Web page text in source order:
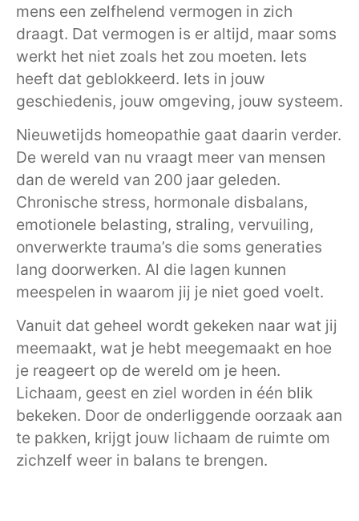
mens een zelfhelend vermogen in zich
draagt. Dat vermogen is er altijd, maar soms
werkt het niet zoals het zou moeten. Iets
heeft dat geblokkeerd. Iets in jouw
geschiedenis, jouw omgeving, jouw systeem.
Nieuwetijds homeopathie gaat daarin verder.
De wereld van nu vraagt meer van mensen
dan de wereld van 200 jaar geleden.
Chronische stress, hormonale disbalans,
emotionele belasting, straling, vervuiling,
onverwerkte trauma’s die soms generaties
lang doorwerken. Al die lagen kunnen
meespelen in waarom jij je niet goed voelt.
Vanuit dat geheel wordt gekeken naar wat jij
meemaakt, wat je hebt meegemaakt en hoe
je reageert op de wereld om je heen.
Lichaam, geest en ziel worden in één blik
bekeken. Door de onderliggende oorzaak aan
te pakken, krijgt jouw lichaam de ruimte om
zichzelf weer in balans te brengen.